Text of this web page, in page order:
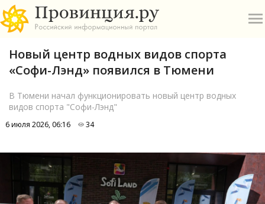
А
Б
П
Новый центр водных видов спорта
«Софи-Лэнд» появился в Тюмени
В Тюмени начал функционировать новый центр водных
видов спорта "Софи-Лэнд"
6 июля 2026, 06:16 34